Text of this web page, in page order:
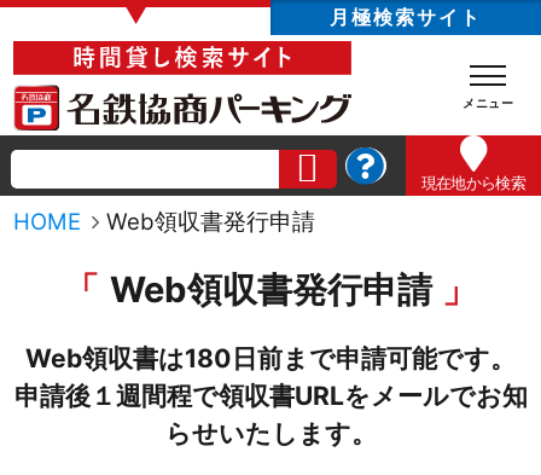
▼ 月極検索サイト
現在地から検索
HOME Web領収書発行申請
Web領収書発行申請
Web領収書は180日前まで申請可能です。
申請後１週間程で領収書URLをメールでお知
らせいたします。